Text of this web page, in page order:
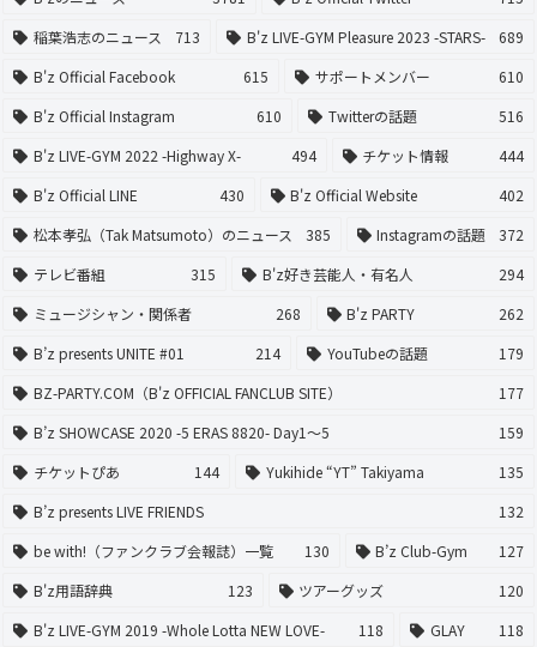
稲葉浩志のニュース
713 B'z LIVE-GYM Pleasure 2023 -STARS-
689
B'z Official Facebook
615 サポートメンバー
610
B'z Official Instagram
610 Twitterの話題
516
B'z LIVE-GYM 2022 -Highway X-
494 チケット情報
444
B'z Official LINE
430 B'z Official Website
402
松本孝弘（Tak Matsumoto）のニュース
385 Instagramの話題
372
テレビ番組
315 B'z好き芸能人・有名人
294
ミュージシャン・関係者
268 B'z PARTY
262
B’z presents UNITE #01
214 YouTubeの話題
179
BZ-PARTY.COM（B'z OFFICIAL FANCLUB SITE）
177
B’z SHOWCASE 2020 -5 ERAS 8820- Day1〜5
159
チケットぴあ
144 Yukihide “YT” Takiyama
135
B’z presents LIVE FRIENDS
132
be with!（ファンクラブ会報誌）一覧
130 B’z Club-Gym
127
B'z用語辞典
123 ツアーグッズ
120
B'z LIVE-GYM 2019 -Whole Lotta NEW LOVE-
118 GLAY
118